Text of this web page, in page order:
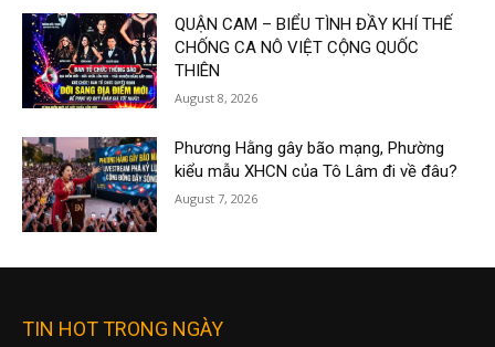
QUẬN CAM – BIỂU TÌNH ĐẦY KHÍ THẾ
CHỐNG CA NÔ VIỆT CỘNG QUỐC
THIÊN
August 8, 2026
Phương Hằng gây bão mạng, Phường
kiểu mẫu XHCN của Tô Lâm đi về đâu?
August 7, 2026
TIN HOT TRONG NGÀY